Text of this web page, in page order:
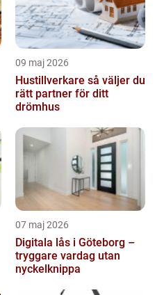
09 maj 2026
Hustillverkare så väljer du
rätt partner för ditt
drömhus
07 maj 2026
Digitala lås i Göteborg –
tryggare vardag utan
nyckelknippa